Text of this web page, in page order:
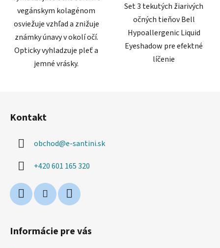
vegánskym kolagénom
osviežuje vzhľad a znižuje
známky únavy v okolí očí.
Opticky vyhladzuje pleť a
jemné vrásky.
Set 3 tekutých žiarivých
očných tieňov Bell
Hypoallergenic Liquid
Eyeshadow pre efektné
líčenie
Kontakt
obchod@e-santini.sk
+420 601 165 320
Informácie pre vás